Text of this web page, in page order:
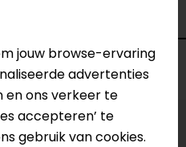
jouw browse-ervaring
advertenties
en ons verkeer te
accepteren’ te
gebruik van cookies.